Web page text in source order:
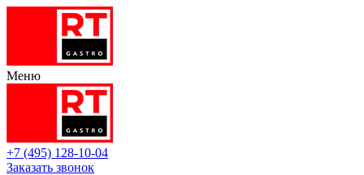
Меню
+7 (495) 128-10-04
Заказать звонок